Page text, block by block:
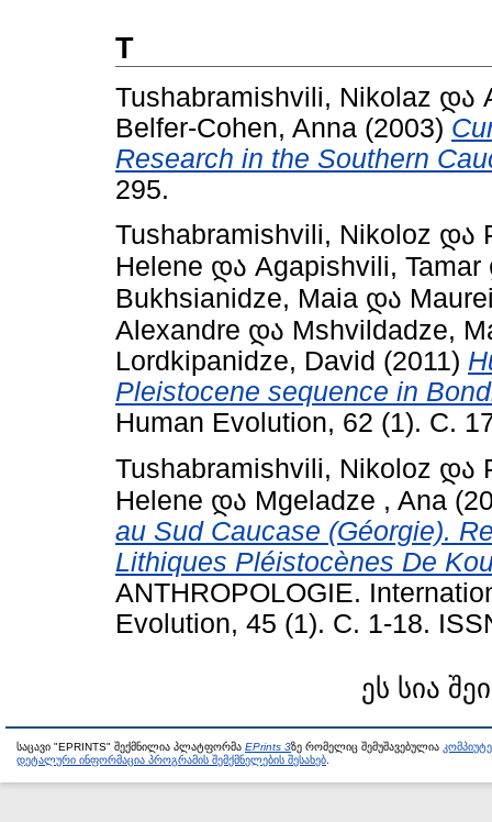
T
Tushabramishvili, Nikolaz და
Belfer-Cohen, Anna (2003)
Research in the Southern
295.
Tushabramishvili, Nikoloz და
Helene და Agapishvili, Tamar
Bukhsianidze, Maia და
Alexandre და Mshvildadze,
Lordkipanidze, David (2011)
Pleistocene sequence in
Human Evolution, 62 (1). С.
Tushabramishvili, Nikoloz და
Helene და Mgeladze , Ana
au Sud Caucase (Géorgie).
Lithiques Pléistocènes De
ANTHROPOLOGIE.
Evolution, 45 (1). С. 1-18.
ეს სია
საცავი "EPRINTS" შექმნილია პლატფორმა EPrints 3ზე რომელიც შემუშავებულია
დეტალური ინფორმაცია პროგრამის შემქმნელების შესახებ